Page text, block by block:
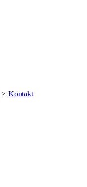
> Kontakt